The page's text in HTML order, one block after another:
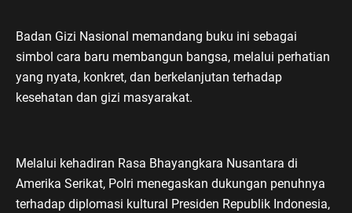
Badan Gizi Nasional memandang buku ini sebagai
simbol cara baru membangun bangsa, melalui perhatian
yang nyata, konkret, dan berkelanjutan terhadap
kesehatan dan gizi masyarakat.
Melalui kehadiran Rasa Bhayangkara Nusantara di
Amerika Serikat, Polri menegaskan dukungan penuhnya
terhadap diplomasi kultural Presiden Republik Indonesia,